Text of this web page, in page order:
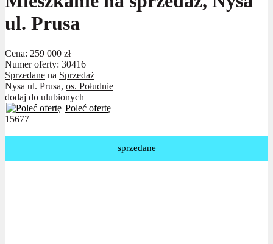
ul. Prusa
Cena: 259 000 zł
Numer oferty: 30416
Sprzedane na Sprzedaż
Nysa ul. Prusa, os. Południe
dodaj do ulubionych
Poleć ofertę
15677
sprzedane